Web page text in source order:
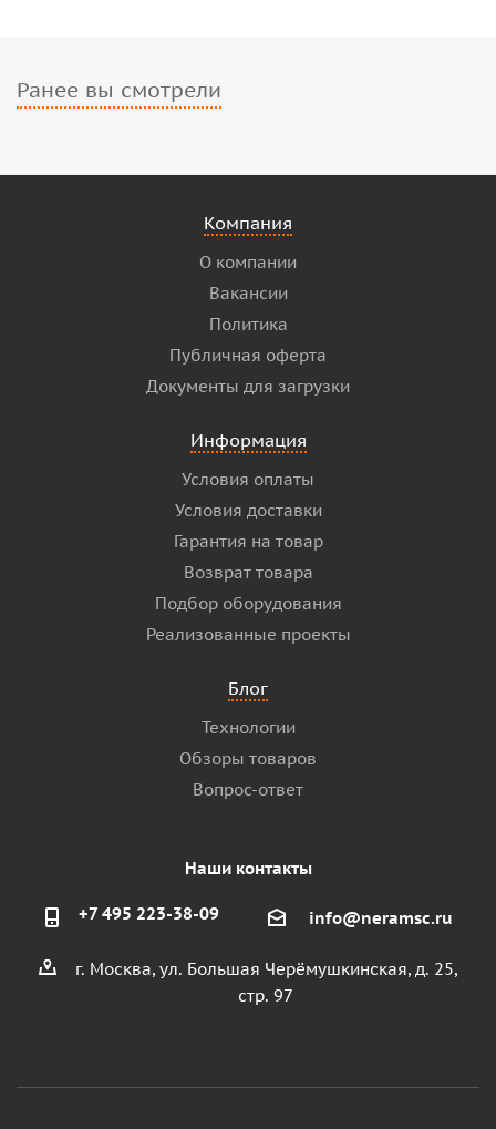
Ранее вы смотрели
Компания
О компании
Вакансии
Политика
Публичная оферта
Документы для загрузки
Информация
Условия оплаты
Условия доставки
Гарантия на товар
Возврат товара
Подбор оборудования
Реализованные проекты
Блог
Технологии
Обзоры товаров
Вопрос-ответ
Наши контакты
+7 495 223-38-09 info@neramsc.ru
г. Москва, ул. Большая Черёмушкинская, д. 25,
стр. 97